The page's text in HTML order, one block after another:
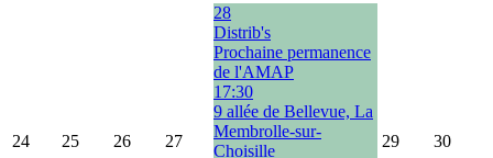
24 25 26 27
28
Distrib's
Prochaine permanence
de l'AMAP
17:30
9 allée de Bellevue, La
Membrolle-sur-
Choisille
29 30